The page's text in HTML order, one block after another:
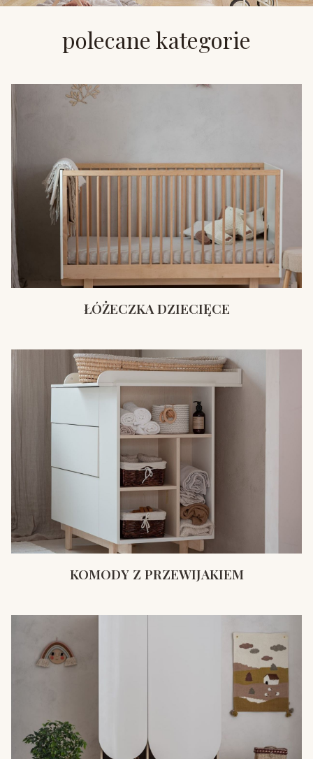
polecane kategorie
ŁÓŻECZKA DZIECIĘCE
KOMODY Z PRZEWIJAKIEM